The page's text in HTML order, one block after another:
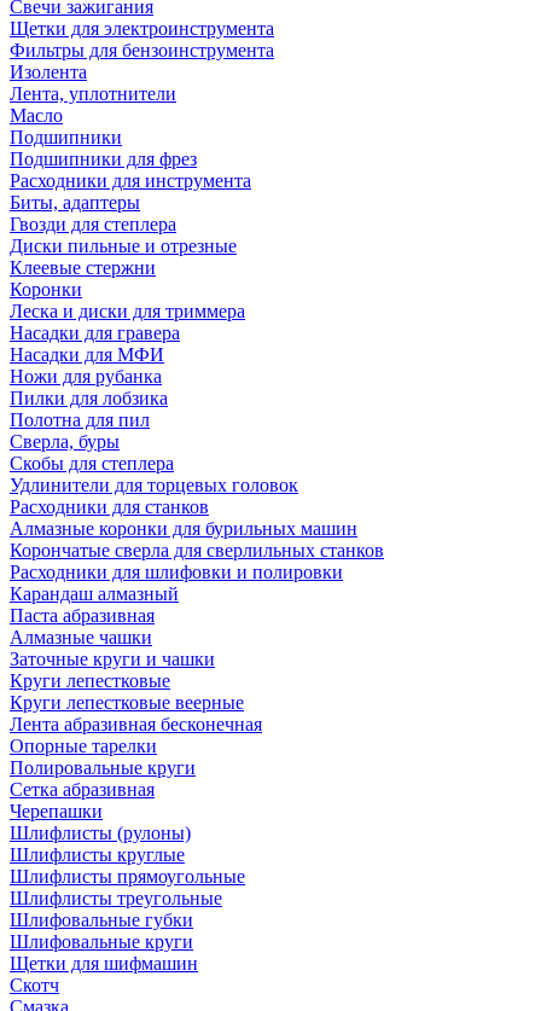
Свечи зажигания
Щетки для электроинструмента
Фильтры для бензоинструмента
Изолента
Лента, уплотнители
Масло
Подшипники
Подшипники для фрез
Расходники для инструмента
Биты, адаптеры
Гвозди для степлера
Диски пильные и отрезные
Клеевые стержни
Коронки
Леска и диски для триммера
Насадки для гравера
Насадки для МФИ
Ножи для рубанка
Пилки для лобзика
Полотна для пил
Сверла, буры
Скобы для степлера
Удлинители для торцевых головок
Расходники для станков
Алмазные коронки для бурильных машин
Корончатые сверла для сверлильных станков
Расходники для шлифовки и полировки
Карандаш алмазный
Паста абразивная
Алмазные чашки
Заточные круги и чашки
Круги лепестковые
Круги лепестковые веерные
Лента абразивная бесконечная
Опорные тарелки
Полировальные круги
Сетка абразивная
Черепашки
Шлифлисты (рулоны)
Шлифлисты круглые
Шлифлисты прямоугольные
Шлифлисты треугольные
Шлифовальные губки
Шлифовальные круги
Щетки для шифмашин
Скотч
Смазка